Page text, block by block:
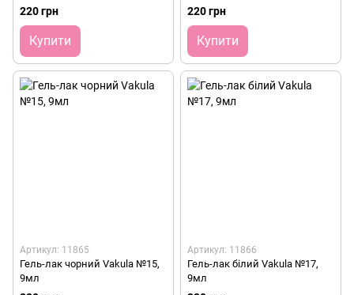
220 грн
Купити
220 грн
Купити
Артикул: 11865
Гель-лак чорний Vakula №15,
9мл
Артикул: 11866
Гель-лак білий Vakula №17,
9мл